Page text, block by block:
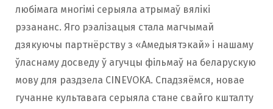
любімага многімі серыяла атрымаў вялікі
рэзананс. Яго рэалізацыя стала магчымай
дзякуючы партнёрству з «Амедыятэкай» і нашаму
ўласнаму досведу ў агучцы фільмаў на беларускую
мову для раздзела CINEVOKA. Спадзяёмся, новае
гучанне культавага серыяла стане свайго кшталту